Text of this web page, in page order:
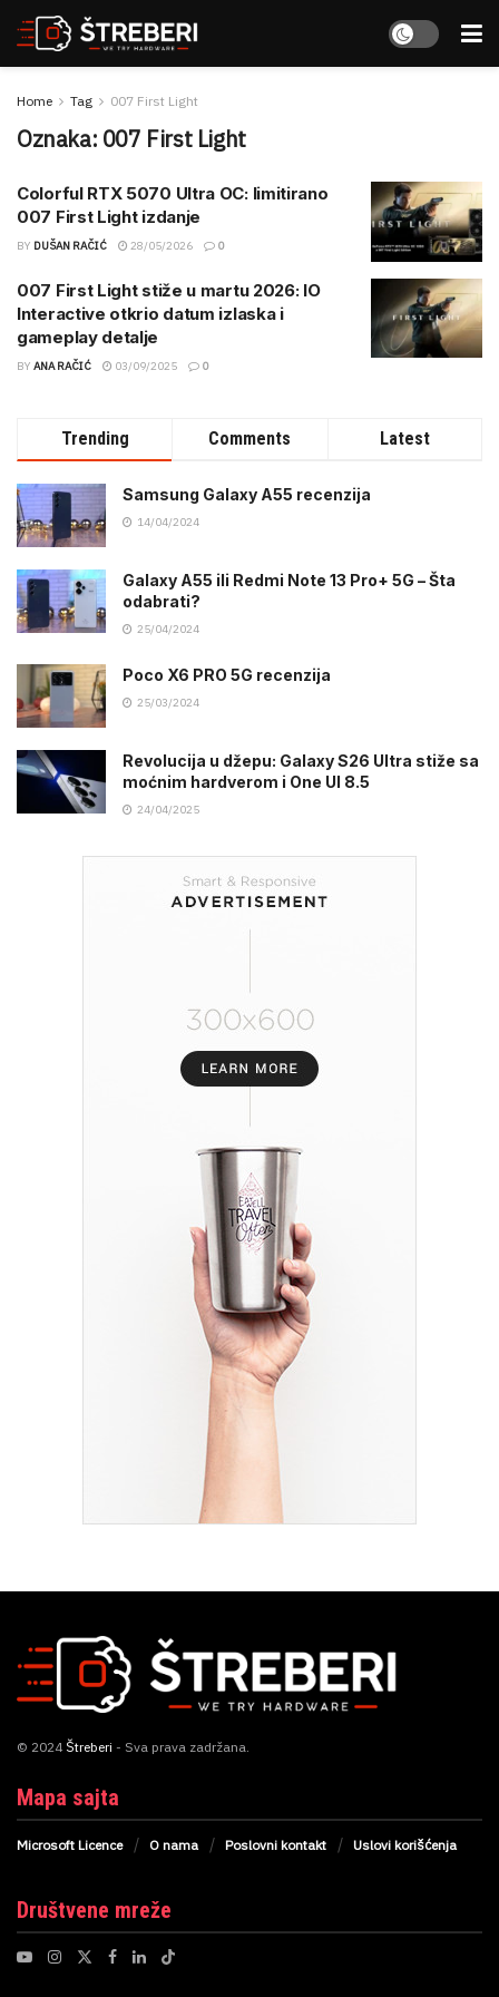
Home Tag 007 First Light
Oznaka: 007 First Light
Colorful RTX 5070 Ultra OC: limitirano
007 First Light izdanje
BY DUŠAN RAČIĆ 28/05/2026 0
007 First Light stiže u martu 2026: IO
Interactive otkrio datum izlaska i
gameplay detalje
BY ANA RAČIĆ 03/09/2025 0
Trending Comments Latest
Samsung Galaxy A55 recenzija
14/04/2024
Galaxy A55 ili Redmi Note 13 Pro+ 5G – Šta
odabrati?
25/04/2024
Poco X6 PRO 5G recenzija
25/03/2024
Revolucija u džepu: Galaxy S26 Ultra stiže sa
moćnim hardverom i One UI 8.5
24/04/2025
© 2024 Štreberi - Sva prava zadržana.
Mapa sajta
Microsoft Licence O nama Poslovni kontakt Uslovi korišćenja
Društvene mreže